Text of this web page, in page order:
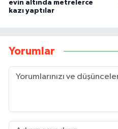
evin altında metrelerce
kazı yaptılar
Yorumlar